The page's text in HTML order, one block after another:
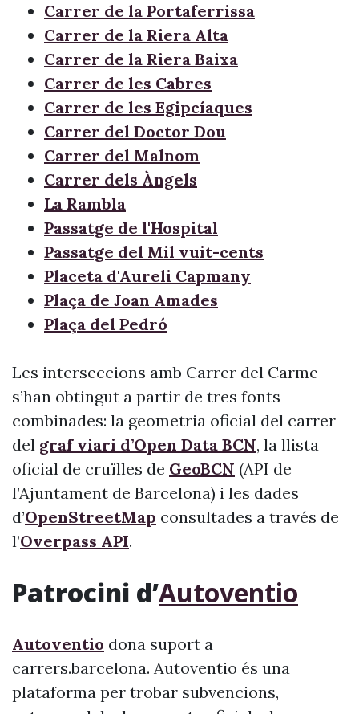
Carrer de la Portaferrissa
Carrer de la Riera Alta
Carrer de la Riera Baixa
Carrer de les Cabres
Carrer de les Egipcíaques
Carrer del Doctor Dou
Carrer del Malnom
Carrer dels Àngels
La Rambla
Passatge de l'Hospital
Passatge del Mil vuit-cents
Placeta d'Aureli Capmany
Plaça de Joan Amades
Plaça del Pedró
Les interseccions amb Carrer del Carme
s’han obtingut a partir de tres fonts
combinades: la geometria oficial del carrer
del graf viari d’Open Data BCN, la llista
oficial de cruïlles de GeoBCN (API de
l’Ajuntament de Barcelona) i les dades
d’OpenStreetMap consultades a través de
l’Overpass API.
Patrocini d’Autoventio
Autoventio dona suport a
carrers.barcelona. Autoventio és una
plataforma per trobar subvencions,